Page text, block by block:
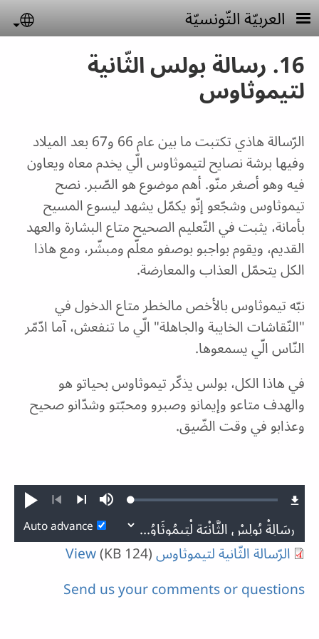
Skip to main content
العربيّة التّونسيّة
16. رسالة بولس الثّانية
لتيموثاوس
الرّسالة هاذي تكتبت ما بين عام 66 و67 بعد الميلاد
وفيها برشة نصايح لتيموثاوس الّي يخدم معاه ويعاون
فيه وهو أصغر منّو. أهم موضوع هو الصّبر. نصح
تيموثاوس وشجّعو إنّو يكمّل يشهد ليسوع المسيح
بأمانة، يثبت في التّعليم الصحيح متاع البشارة والعهد
القديم، ويقوم بواجبو بوصفو معلّم ومبشّر، ومع هاذا
الكل يتحمّل العذاب والمعارضة.
نبّه تيموثاوس بالأخص مالخطر متاع الدخول في
"النّقاشات الخايبة والجاهلة" الّي ما تنفعش، آما ادّمّر
النّاس الّي يسمعوها.
في هاذا الكل، بولس يذكّر تيموثاوس بحياتو هو
والهدف متاعو وإيمانو وصبرو ومحبّتو وشدّانو صحيح
وعذابو في وقت الضّيق.
Play
PreviousNext
MuteLoaded:
Auto advance
الرّسالة الثّانية لتيموثاوس (124 KB)
View
Send us your comments or questions